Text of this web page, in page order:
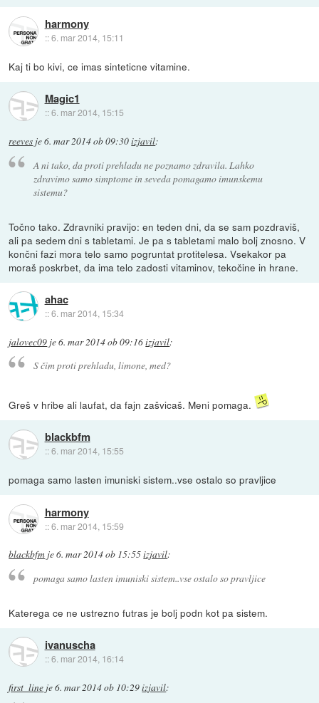
harmony
::6. mar 2014, 15:11
Kaj ti bo kivi, ce imas sinteticne vitamine.
Magic1
::6. mar 2014, 15:15
reeves je6. mar 2014 ob 09:30izjavil:
A ni tako, da proti prehladu ne poznamo zdravila. Lahko
zdravimo samo simptome in seveda pomagamo imunskemu
sistemu?
Točno tako. Zdravniki pravijo: en teden dni, da se sam pozdraviš,
ali pa sedem dni s tabletami. Je pa s tabletami malo bolj znosno. V
končni fazi mora telo samo pogruntat protitelesa. Vsekakor pa
moraš poskrbet, da ima telo zadosti vitaminov, tekočine in hrane.
ahac
::6. mar 2014, 15:34
jalovec09 je6. mar 2014 ob 09:16izjavil:
S čim proti prehladu, limone, med?
Greš v hribe ali laufat, da fajn zašvicaš. Meni pomaga.
blackbfm
::6. mar 2014, 15:55
pomaga samo lasten imuniski sistem..vse ostalo so pravljice
harmony
::6. mar 2014, 15:59
blackbfm je6. mar 2014 ob 15:55izjavil:
pomaga samo lasten imuniski sistem..vse ostalo so pravljice
Katerega ce ne ustrezno futras je bolj podn kot pa sistem.
ivanuscha
::6. mar 2014, 16:14
first_line je6. mar 2014 ob 10:29izjavil: